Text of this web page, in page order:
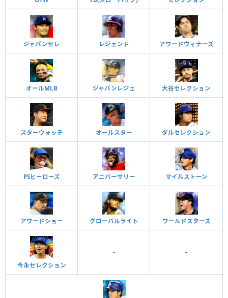
ジャパンセレ レジェンド アワードウィナーズ
オールMLB ジャパンレジェ 大谷セレクション
スターウォッチ オールスター ダルセレクション
PSヒーローズ アニバーサリー マイルストーン
アワードショー グローバルライト ワールドスターズ
今永セレクション
- -